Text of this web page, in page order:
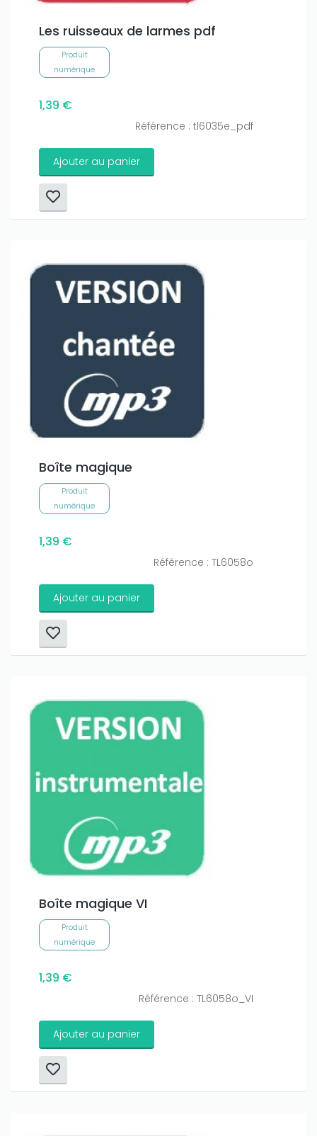
Les ruisseaux de larmes pdf
Produit
numérique
1,39 €
Référence : tl6035e_pdf
Ajouter au panier
Boîte magique
Produit
numérique
1,39 €
Référence : TL6058o
Ajouter au panier
Boîte magique VI
Produit
numérique
1,39 €
Référence : TL6058o_VI
Ajouter au panier